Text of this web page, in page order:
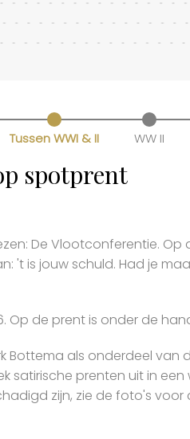
Tussen WWI & II WW II
spotprent
De Vlootconferentie. Op
't is jouw schuld. Had je
Op de prent is onder de
als onderdeel van
satirische prenten uit in
zijn, zie de foto's